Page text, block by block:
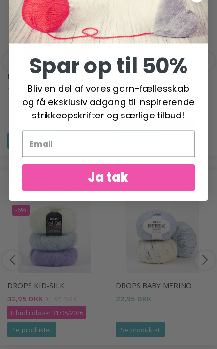
DROPS ALASKA
14,95 DKK
Se produktet
KNITPRO SYMFONIE
UDSKIFTLIGE RUNDPINDE
(3-15.00MM)
37,95 DKK
-6%
DROPS KID-SILK
32,95 DKK 34,95 DKK
Tilbud udløber 31/08/2026
Se produktet
DROPS BABY MERINO
22,95 DKK
Se produktet
Spar op til 50%
Bliv en del af vores garn-fællesskab
og få eksklusiv adgang til inspirerende
strikkeopskrifter og særlige tilbud!
Ja tak